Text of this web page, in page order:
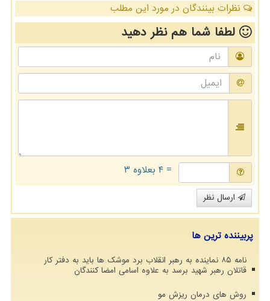
نظرات بینندگان در مورد این مطلب
لطفا شما همنظر دهید
= ۴ بعلاوه ۳
ارسال نظر
پربیننده ترین ها
نامه ۸۵ نماینده به رهبر انقلاب برد موشک ها باید به دفتر کار
قاتلان رهبر شهید برسد به علاوه اسامی امضا کنندگان
روش های درمان ریزش مو